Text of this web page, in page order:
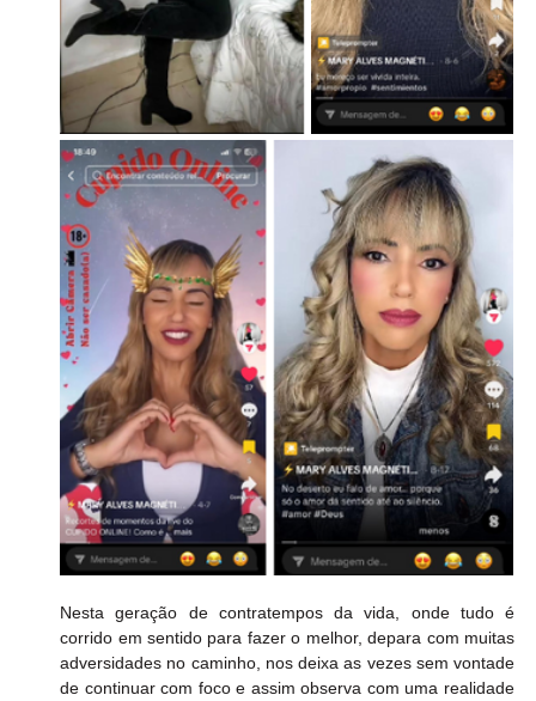
Nesta geração de contratempos da vida, onde tudo é
corrido em sentido para fazer o melhor, depara com muitas
adversidades no caminho, nos deixa as vezes sem vontade
de continuar com foco e assim observa com uma realidade